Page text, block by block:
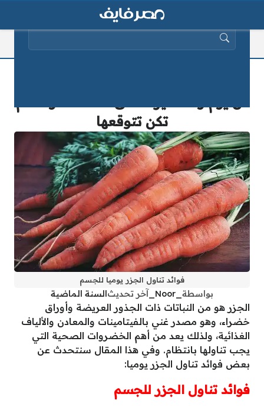
تكن تتوقعها
فوائد تناول الجزر يوميا للجسم
بواسطة آخر تحديثالسنة الماضية
الجزر هو من النباتات ذات الجذور العريضة وأوراق
خضراء، وهو مصدر غني بالفيتامينات والمعادن والألياف
الغذائية، ولذلك يعد من أهم الخضروات الصحية التي
يجب تناولها بانتظام. وفي هذا المقال سنتحدث عن
بعض فوائد تناول الجزر يوميا:
فوائد تناول الجزر للجسم
البحث عن: